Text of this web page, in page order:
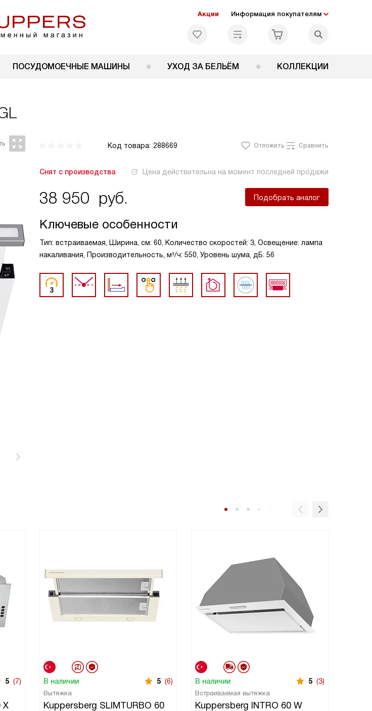
Акции Информация покупателям
ПОСУДОМОЕЧНЫЕ МАШИНЫ УХОД ЗА БЕЛЬЁМ КОЛЛЕКЦИИ
Код товара: 288669 Отложить Сравнить
Снят с производства Цена действительна на момент последней продажи
38 950 руб. Подобрать аналог
Ключевые особенности
Тип: встраиваемая, Ширина, см: 60, Количество скоростей: 3, Освещение: лампа
накаливания, Производительность, м³/ч: 550, Уровень шума, дБ: 56
5 (7)
X
В наличии 5 (6)
Вытяжка
Kuppersberg SLIMTURBO 60
В наличии 5 (3)
Встраиваемая вытяжка
Kuppersberg INTRO 60 W